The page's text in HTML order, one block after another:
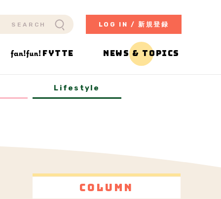
LOG IN / 新規登録
FYTTE NEWS & TOPICS
Lifestyle
Column